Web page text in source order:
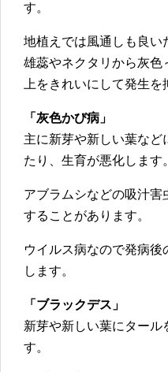
す。
地植えでは風通しも良い
雄蕊やネクタリから灰色
上をきれいにして発生を
「灰色かび病」
主に新芽や新しい葉な
たり、生育が悪化します。
アブラムシなどの吸汁
することがあります。
ウイルス病なので発病
します。
「ブラックデス」
新芽や新しい葉にター
す。